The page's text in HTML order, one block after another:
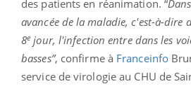
des patients en réanimation. “
avancée de la maladie, c'est-à-dire
8e jour, l'infection entre dans les
basses”, confirme à Franceinfo
service de virologie au CHU de